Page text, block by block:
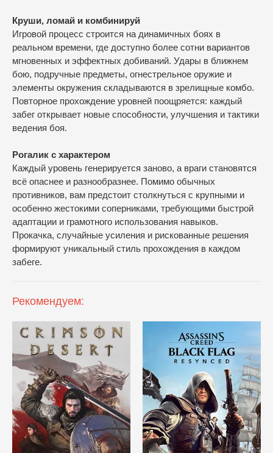
Круши, ломай и комбинируй
Игровой процесс строится на динамичных боях в
реальном времени, где доступно более сотни вариантов
мгновенных и эффектных добиваний. Удары в ближнем
бою, подручные предметы, огнестрельное оружие и
элементы окружения складываются в зрелищные комбо.
Повторное прохождение уровней поощряется: каждый
забег открывает новые способности, улучшения и тактики
ведения боя.
Рогалик с характером
Каждый уровень генерируется заново, а враги становятся
всё опаснее и разнообразнее. Помимо обычных
противников, вам предстоит столкнуться с крупными и
особенно жестокими соперниками, требующими быстрой
адаптации и грамотного использования навыков.
Прокачка, случайные усиления и рискованные решения
формируют уникальный стиль прохождения в каждом
забеге.
Рекомендуем: